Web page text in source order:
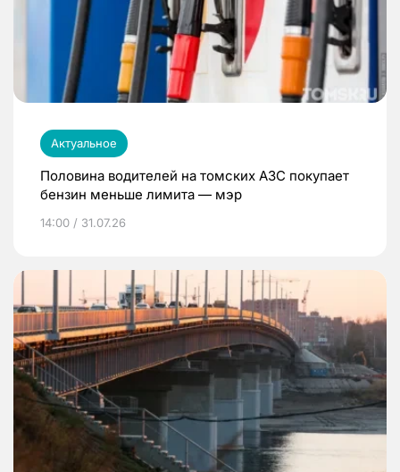
Актуальное
Половина водителей на томских АЗС покупает
бензин меньше лимита — мэр
14:00 / 31.07.26